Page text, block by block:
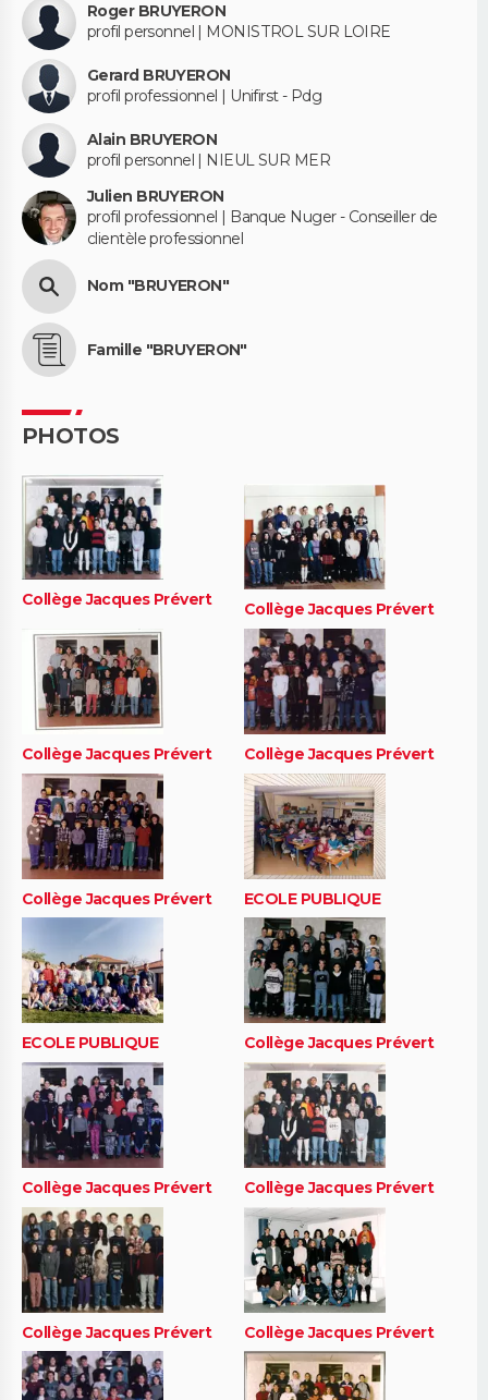
Roger BRUYERON
profil personnel | MONISTROL SUR LOIRE
Gerard BRUYERON
profil professionnel | Unifirst - Pdg
Alain BRUYERON
profil personnel | NIEUL SUR MER
Julien BRUYERON
profil professionnel | Banque Nuger - Conseiller de
clientèle professionnel
Nom "BRUYERON"
Famille "BRUYERON"
PHOTOS
Collège Jacques Prévert Collège Jacques Prévert
Collège Jacques Prévert Collège Jacques Prévert
Collège Jacques Prévert ECOLE PUBLIQUE
ECOLE PUBLIQUE Collège Jacques Prévert
Collège Jacques Prévert Collège Jacques Prévert
Collège Jacques Prévert Collège Jacques Prévert